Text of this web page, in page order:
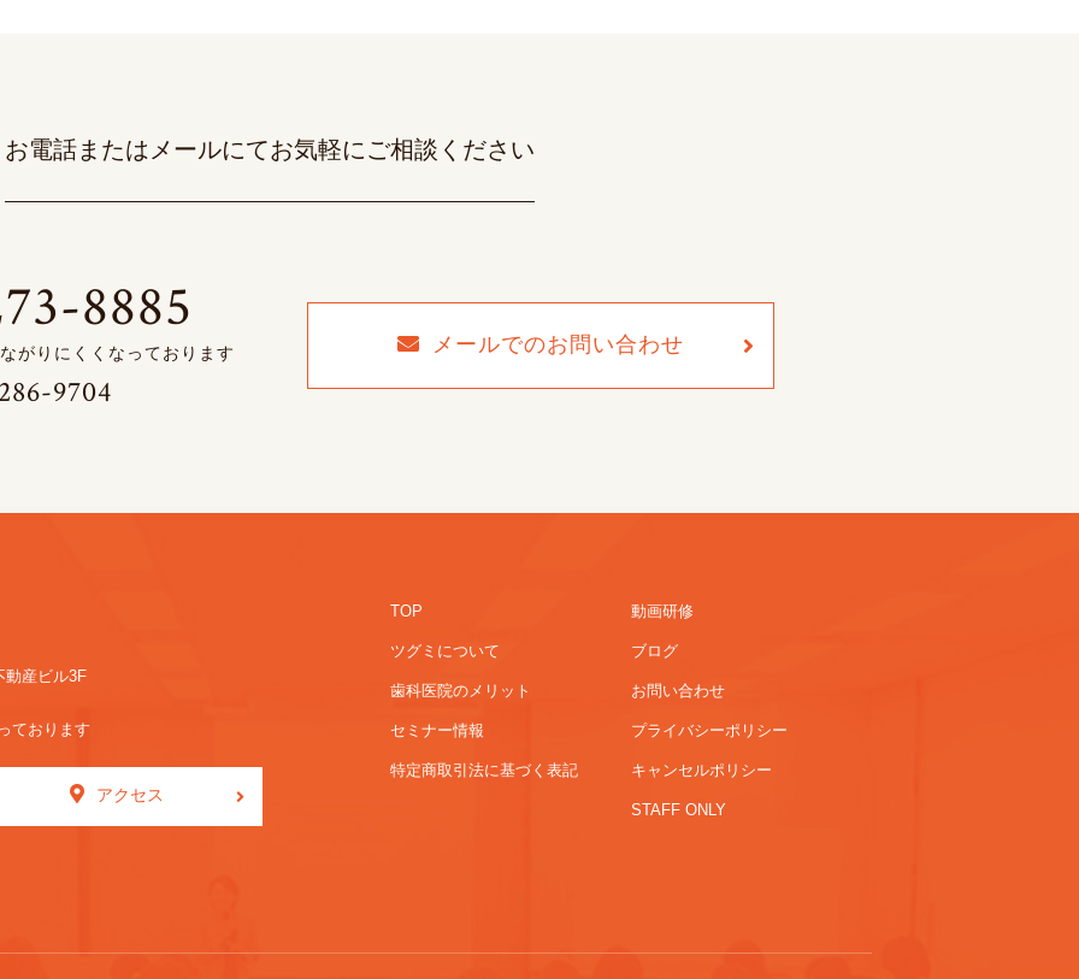
お電話またはメールにてお気軽にご相談ください
8885
がりにくくなっております
9704
メールでのお問い合わせ
動産ビル3F
ております
アクセス
TOP
ツグミについて
歯科医院のメリット
セミナー情報
特定商取引法に基づく表記
動画研修
ブログ
お問い合わせ
プライバシーポリシー
キャンセルポリシー
STAFF ONLY